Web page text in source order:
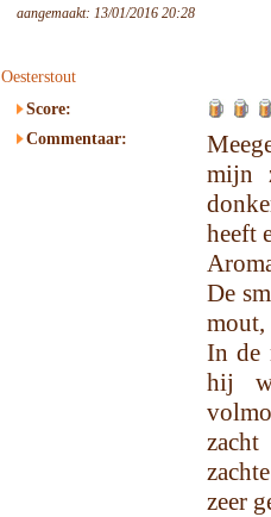
aangemaakt: 13/01/2016 20:28
Oesterstout
Score:
Commentaar:
mijn
heeft
De
In de
hij
zeer